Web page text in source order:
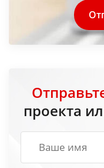
проекта